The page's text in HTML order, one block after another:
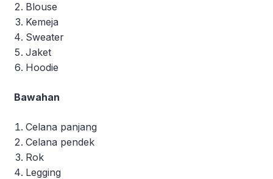
Blouse
Kemeja
Sweater
Jaket
Hoodie
Bawahan
Celana panjang
Celana pendek
Rok
Legging